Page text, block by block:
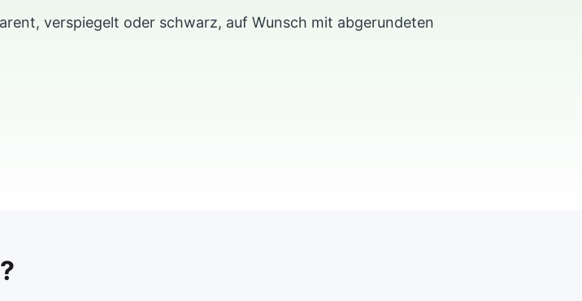
verspiegelt oder schwarz, auf Wunsch mit abgerundeten